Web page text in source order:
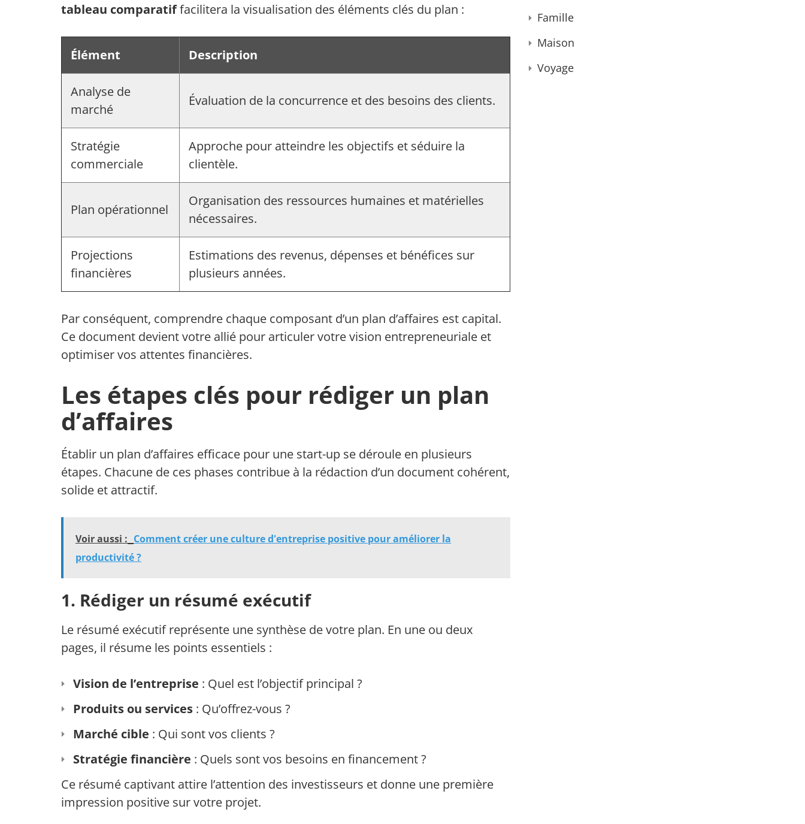
tableau comparatiffacilitera la visualisation des éléments clés du plan :
Élément Description
Analyse de
marché
Évaluation de la concurrence et des besoins des clients.
Stratégie
commerciale
Approche pour atteindre les objectifs et séduire la
clientèle.
Plan opérationnel
Organisation des ressources humaines et matérielles
nécessaires.
Projections
financières
Estimations des revenus, dépenses et bénéfices sur
plusieurs années.
Par conséquent, comprendre chaque composant d’un plan d’affaires est capital.
Ce document devient votre allié pour articuler votre vision entrepreneuriale et
optimiser vos attentes financières.
Les étapes clés pour rédiger un plan
d’affaires
Établir un plan d’affaires efficace pour une start-up se déroule en plusieurs
étapes. Chacune de ces phases contribue à la rédaction d’un document cohérent,
solide et attractif.
Voir aussi : Comment créer une culture d'entreprise positive pour améliorer la
productivité ?
1. Rédiger un résumé exécutif
Le résumé exécutif représente une synthèse de votre plan. En une ou deux
pages, il résume les points essentiels :
Vision de l’entreprise : Quel est l’objectif principal ?
Produits ou services : Qu’offrez-vous ?
Marché cible : Qui sont vos clients ?
Stratégie financière : Quels sont vos besoins en financement ?
Ce résumé captivant attire l’attention des investisseurs et donne une première
impression positive sur votre projet.
Famille
Maison
Voyage